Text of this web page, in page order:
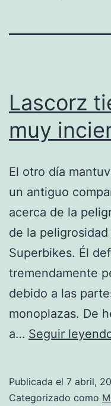
Lascorz
muy
El otro día
un antiguo
acerca de la
de la
Superbikes. Él
tremendamente
debido a las
monoplazas. De
a… Seguir
Publicada el 7 abril,
Categorizado como